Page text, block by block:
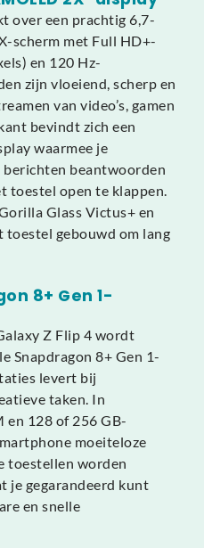
over een prachtig 6,7-
scherm met Full HD+-
en 120 Hz-
zijn vloeiend, scherp en
van video’s, gamen
bevindt zich een
waarmee je
beantwoorden
toestel open te klappen.
Glass Victus+ en
toestel gebouwd om lang
8+ Gen 1-
Z Flip 4 wordt
Snapdragon 8+ Gen 1-
levert bij
taken. In
en 128 of 256 GB-
moeiteloze
toestellen worden
je gegarandeerd kunt
en snelle